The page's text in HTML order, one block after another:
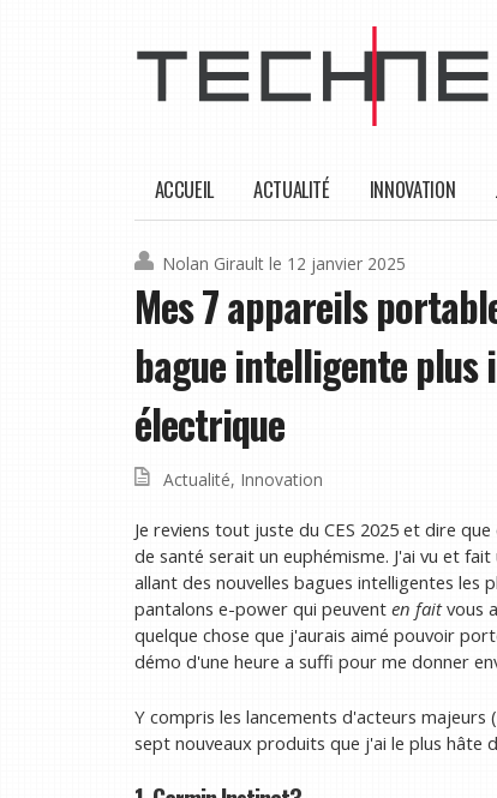
ACCUEIL ACTUALITÉ INNOVATION
Nolan Girault le 12 janvier 2025
Mes 7 appareils
bague intelligente
électrique
Actualité, Innovation
Je reviens tout juste du CES 2025 et dire
de santé serait un euphémisme. J'ai vu et
allant des nouvelles bagues intelligentes les
pantalons e-power qui peuvent en faitvous
quelque chose que j'aurais aimé pouvoir
démo d'une heure a suffi pour me donner
Y compris les lancements d'acteurs
sept nouveaux produits que j'ai le plus hâte